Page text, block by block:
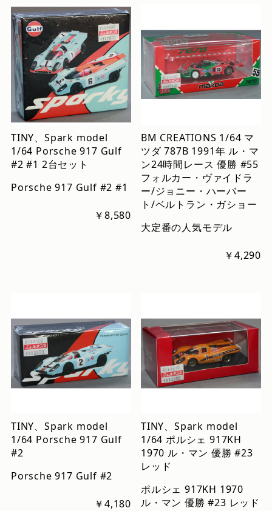
TINY、Spark model
1/64 Porsche 917 Gulf
#2 #1 2台セット
Porsche 917 Gulf #2 #1
￥8,580
BM CREATIONS 1/64 マ
ツダ 787B 1991年 ル・マ
ン24時間レース 優勝 #55
フォルカー・ヴァイドラ
ー/ジョニー・ハーバー
ト/ベルトラン・ガショー
大定番の人気モデル
￥4,290
TINY、Spark model
1/64 Porsche 917 Gulf
#2
Porsche 917 Gulf #2
￥4,180
TINY、Spark model
1/64 ポルシェ 917KH
1970 ル・マン 優勝 #23
レッド
ポルシェ 917KH 1970
ル・マン 優勝 #23 レッド